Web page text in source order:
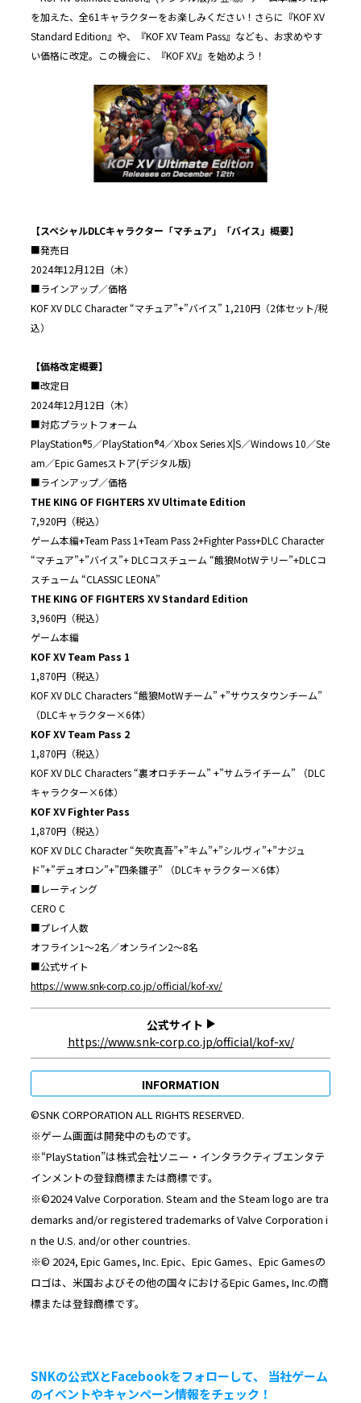
を加えた、全61キャラクターをお楽しみください！さらに『KOF XV
Standard Edition』や、『KOF XV Team Pass』なども、お求めやす
い価格に改定。この機会に、『KOF XV』を始めよう！
【スペシャルDLCキャラクター「マチュア」「バイス」概要】
■発売日
2024年12月12日（木）
■ラインアップ／価格
KOF XV DLC Character “マチュア”+”バイス” 1,210円（2体セット/税
込）
【価格改定概要】
■改定日
2024年12月12日（木）
■対応プラットフォーム
PlayStation®5／PlayStation®4／Xbox Series X|S／Windows 10／Ste
am／Epic Gamesストア(デジタル版)
■ラインアップ／価格
THE KING OF FIGHTERS XV Ultimate Edition
7,920円（税込）
ゲーム本編+Team Pass 1+Team Pass 2+Fighter Pass+DLC Character
“マチュア”+”バイス”+ DLCコスチューム “餓狼MotWテリー”+DLCコ
スチューム “CLASSIC LEONA”
THE KING OF FIGHTERS XV Standard Edition
3,960円（税込）
ゲーム本編
KOF XV Team Pass 1
1,870円（税込）
KOF XV DLC Characters “餓狼MotWチーム” +”サウスタウンチーム”
（DLCキャラクター×6体）
KOF XV Team Pass 2
1,870円（税込）
KOF XV DLC Characters “裏オロチチーム” +”サムライチーム” （DLC
キャラクター×6体）
KOF XV Fighter Pass
1,870円（税込）
KOF XV DLC Character “矢吹真吾”+”キム”+”シルヴィ”+”ナジュ
ド”+”デュオロン”+”四条雛子” （DLCキャラクター×6体）
■レーティング
CERO C
■プレイ人数
オフライン1～2名／オンライン2～8名
■公式サイト
https://www.snk-corp.co.jp/official/kof-xv/
公式サイト
https://www.snk-corp.co.jp/official/kof-xv/
INFORMATION
©SNK CORPORATION ALL RIGHTS RESERVED.
※ゲーム画面は開発中のものです。
※“PlayStation”は株式会社ソニー・インタラクティブエンタテ
インメントの登録商標または商標です。
※©2024 Valve Corporation. Steam and the Steam logo are tra
demarks and/or registered trademarks of Valve Corporation i
n the U.S. and/or other countries.
※© 2024, Epic Games, Inc. Epic、Epic Games、Epic Gamesの
ロゴは、米国およびその他の国々におけるEpic Games, Inc.の商
標または登録商標です。
SNKの公式XとFacebookをフォローして、 当社ゲーム
のイベントやキャンペーン情報をチェック！